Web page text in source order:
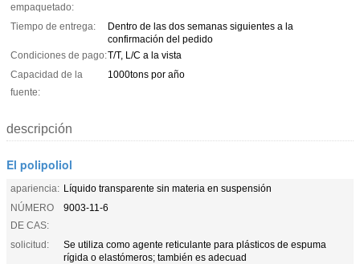
empaquetado:
Tiempo de entrega:
Dentro de las dos semanas siguientes a la
confirmación del pedido
Condiciones de pago:T/T, L/C a la vista
Capacidad de la
fuente:
1000tons por año
descripción
El polipoliol
apariencia: Líquido transparente sin materia en suspensión
NÚMERO
DE CAS:
9003-11-6
solicitud:
Se utiliza como agente reticulante para plásticos de espuma
rígida o elastómeros; también es adecuad